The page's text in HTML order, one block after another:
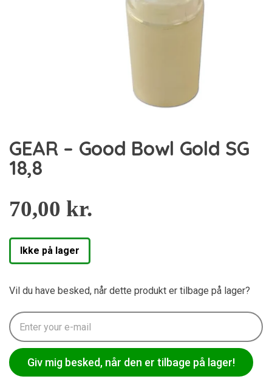
GEAR – Good Bowl Gold SG
18,8
70,00 kr.
Ikke på lager
Vil du have besked, når dette produkt er tilbage på lager?
Giv mig besked, når den er tilbage på lager!